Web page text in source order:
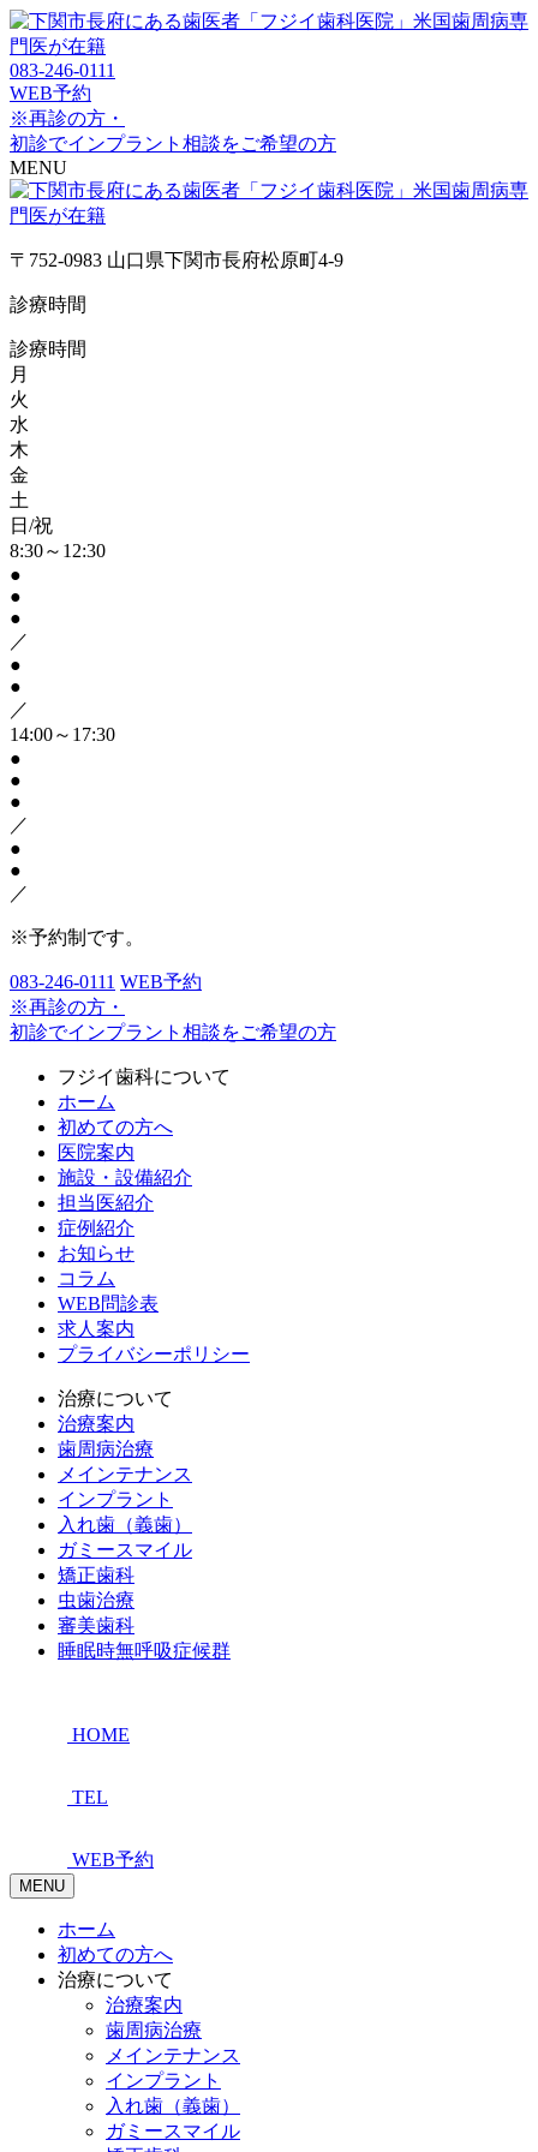
083-246-0111
WEB予約
※再診の方・
初診でインプラント相談をご希望の方
MENU
〒752-0983 山口県下関市長府松原町4-9
診療時間
診療時間
月
火
水
木
金
土
日/祝
8:30～12:30
●
●
●
／
●
●
／
14:00～17:30
●
●
●
／
●
●
／
※予約制です。
083-246-0111 WEB予約
※再診の方・
初診でインプラント相談をご希望の方
フジイ歯科について
ホーム
初めての方へ
医院案内
施設・設備紹介
担当医紹介
症例紹介
お知らせ
コラム
WEB問診表
求人案内
プライバシーポリシー
治療について
治療案内
歯周病治療
メインテナンス
インプラント
入れ歯（義歯）
ガミースマイル
矯正歯科
虫歯治療
審美歯科
睡眠時無呼吸症候群
HOME
TEL
WEB予約
MENU
ホーム
初めての方へ
治療について
治療案内
歯周病治療
メインテナンス
インプラント
入れ歯（義歯）
ガミースマイル